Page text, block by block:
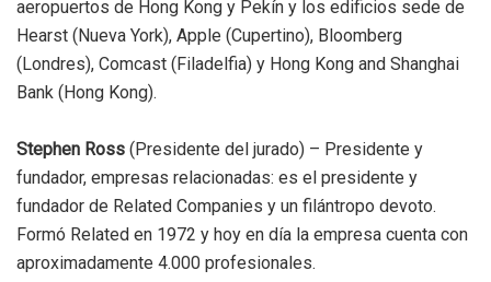
aeropuertos de Hong Kong y Pekín y los edificios sede de
Hearst (Nueva York), Apple (Cupertino), Bloomberg
(Londres), Comcast (Filadelfia) y Hong Kong and Shanghai
Bank (Hong Kong).
Stephen Ross (Presidente del jurado) – Presidente y
fundador, empresas relacionadas: es el presidente y
fundador de Related Companies y un filántropo devoto.
Formó Related en 1972 y hoy en día la empresa cuenta con
aproximadamente 4.000 profesionales.